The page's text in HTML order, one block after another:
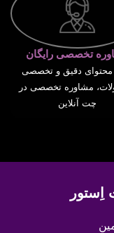
تخصصی رایگان
محتوای دقیق و تخصصی
مشاوره تخصصی در
چت آنلاین
اِستور